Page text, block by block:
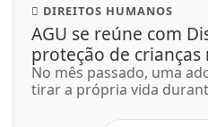
DIREITOS HUMANOS
AGU se reúne com
proteção de
No mês passado, uma
tirar a própria vida